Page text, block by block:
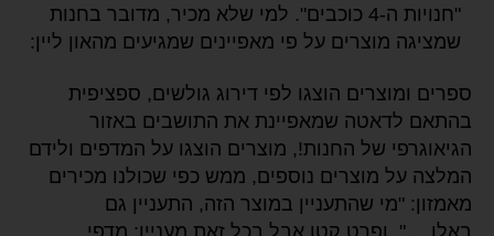
"חנויות ה-4 כוכבים". למי שלא מכיר, מדובר בחנות
שמציגה מוצרים על פי מאפיינים שמגיעים מהאון ליין:
ספרים ומוצרים הוצגו לפי דירוג גולשים, ספציפית
בהתאם לדאטה שמאפיינת את התושבים באזור
הגיאוגרפי של החנות!, מוצרים הוצגו על המדפים ולידם
המלצה על מוצרים נוספים, ממש כפי שכולנו מכירים
מאמזון: "מי שהתעניין במוצר הזה, התעניין גם
באלו….", ופרט קטן אבל בכל זאת מעניין: מדפי